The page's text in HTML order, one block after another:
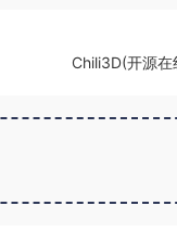
Chili3D(开源